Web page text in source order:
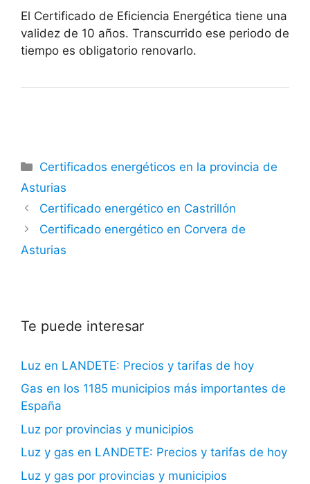
El Certificado de Eficiencia Energética tiene una
validez de 10 años. Transcurrido ese periodo de
tiempo es obligatorio renovarlo.
Categorías
Certificados energéticos en la provincia de
Asturias
Certificado energético en Castrillón
Certificado energético en Corvera de
Asturias
Te puede interesar
Luz en LANDETE: Precios y tarifas de hoy
Gas en los 1185 municipios más importantes de
España
Luz por provincias y municipios
Luz y gas en LANDETE: Precios y tarifas de hoy
Luz y gas por provincias y municipios